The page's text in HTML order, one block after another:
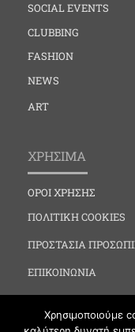
SOCIAL EVENTS
CLUBBING
FASHION
NEWS
ART
ΧΡΗΣΙΜΑ
ΟΡΟΙ ΧΡΗΣΗΣ
ΠΟΛΙΤΙΚΗ COOKIES
ΠΡΟΣΤΑΣΙΑ
ΕΠΙΚΟΙΝΩΝΙΑ
Χρησιμοποιούμε